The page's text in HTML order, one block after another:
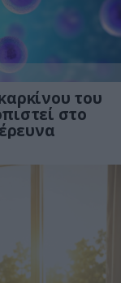
του
στο